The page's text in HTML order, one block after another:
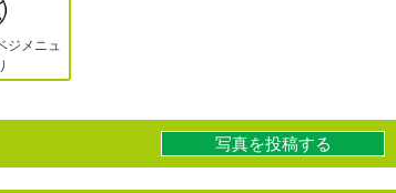
ジメニュ
写真を投稿する